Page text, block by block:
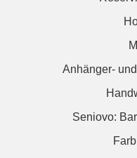
Anhänger-
Seniovo: